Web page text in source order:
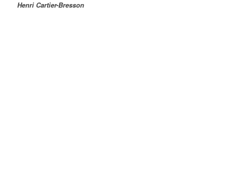
Henri Cartier-Bresson